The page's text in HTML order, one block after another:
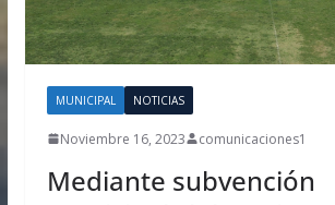
MUNICIPAL NOTICIAS
Noviembre 16, 2023 comunicaciones1
Mediante subvención